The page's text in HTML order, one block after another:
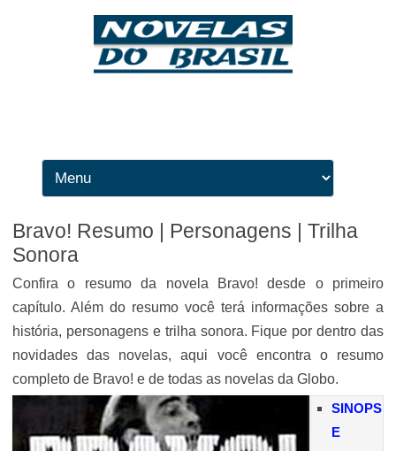
Bravo! Resumo | Personagens | Trilha
Sonora
Confira o resumo da novela Bravo! desde o primeiro
capítulo. Além do resumo você terá informações sobre a
história, personagens e trilha sonora. Fique por dentro das
novidades das novelas, aqui você encontra o resumo
completo de Bravo! e de todas as novelas da Globo.
SINOPS
E